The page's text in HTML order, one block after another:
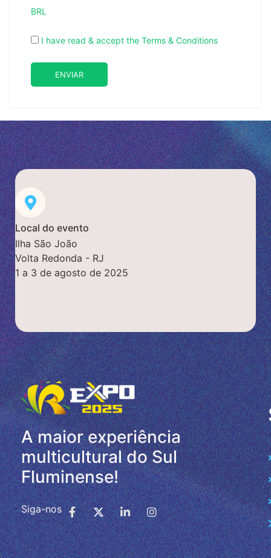
BRL
I have read & accept the Terms & Conditions
ENVIAR
Local do evento
Ilha São João
Volta Redonda - RJ
1 a 3 de agosto de 2025
A maior experiência
multicultural do Sul
Fluminense!
Siga-nos